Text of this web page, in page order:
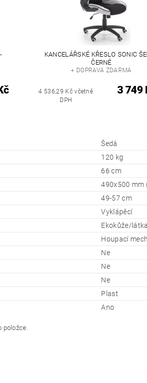
KANCELÁŘSKÉ KŘESLO SONIC
ČERNÉ
+ DOPRAVA ZDARMA
4 536,29 Kč včetně
DPH
3 749
Šedá
120 kg
66 cm
490x500 mm
49-57 cm
Vyklápěcí
Ekokůže/látka
Houpací
Ne
Ne
Ne
Plast
Ano
položce.